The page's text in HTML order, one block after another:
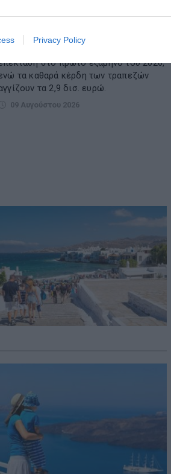
Privacy Policy
στο πρώτο εξάμηνο του 2026,
τα καθαρά κέρδη των τραπεζών
τα 2,9 δισ. ευρώ.
09 Αυγούστου 2026